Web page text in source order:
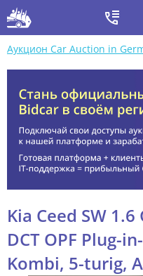
Аукцион Car Auction in
Kia Ceed SW 1.6
DCT OPF Plug-
Kombi, 5-turig,